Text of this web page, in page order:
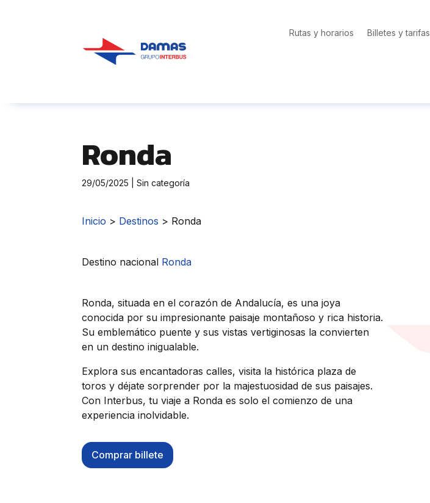
Rutas y horarios Billetes y tarifas
Ronda
29/05/2025 | Sin categoría
Inicio > Destinos > Ronda
Destino nacional Ronda
Ronda, situada en el corazón de Andalucía, es una joya
conocida por su impresionante paisaje montañoso y rica historia.
Su emblemático puente y sus vistas vertiginosas la convierten
en un destino inigualable.
Explora sus encantadoras calles, visita la histórica plaza de
toros y déjate sorprender por la majestuosidad de sus paisajes.
Con Interbus, tu viaje a Ronda es solo el comienzo de una
experiencia inolvidable.
Comprar billete